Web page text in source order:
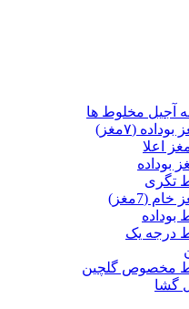
آجیل مخلوط ها
(۷مغز)
اعلا
بوداده
تگری
(7مغز)
بوداده
درجه یک
مخصوص گلچین
گشا